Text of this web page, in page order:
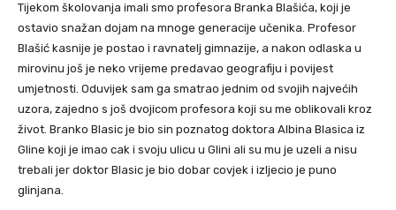
Tijekom školovanja imali smo profesora Branka Blašića, koji je
ostavio snažan dojam na mnoge generacije učenika. Profesor
Blašić kasnije je postao i ravnatelj gimnazije, a nakon odlaska u
mirovinu još je neko vrijeme predavao geografiju i povijest
umjetnosti. Oduvijek sam ga smatrao jednim od svojih najvećih
uzora, zajedno s još dvojicom profesora koji su me oblikovali kroz
život. Branko Blasic je bio sin poznatog doktora Albina Blasica iz
Gline koji je imao cak i svoju ulicu u Glini ali su mu je uzeli a nisu
trebali jer doktor Blasic je bio dobar covjek i izljecio je puno
glinjana.